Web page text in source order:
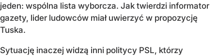
jeden: wspólna lista wyborcza. Jak twierdzi informator
gazety, lider ludowców miał uwierzyć w propozycję
Tuska.
Sytuację inaczej widzą inni politycy PSL, którzy